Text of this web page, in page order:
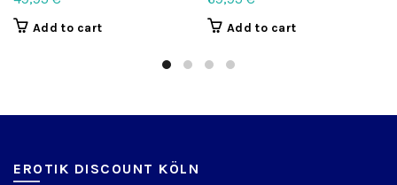
Add to cart Add to cart
EROTIK DISCOUNT KÖLN